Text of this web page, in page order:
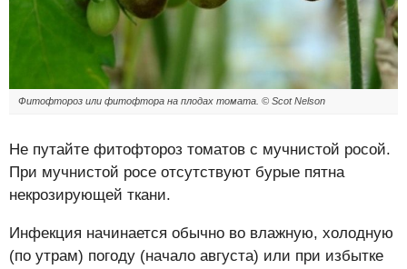
Фитофтороз или фитофтора на плодах томата. © Scot Nelson
Не путайте фитофтороз томатов с мучнистой росой.
При мучнистой росе отсутствуют бурые пятна
некрозирующей ткани.
Инфекция начинается обычно во влажную, холодную
(по утрам) погоду (начало августа) или при избытке